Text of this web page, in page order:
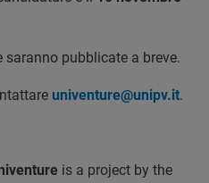
pubblicate a breve.
univenture@unipv.it.
is a project by the